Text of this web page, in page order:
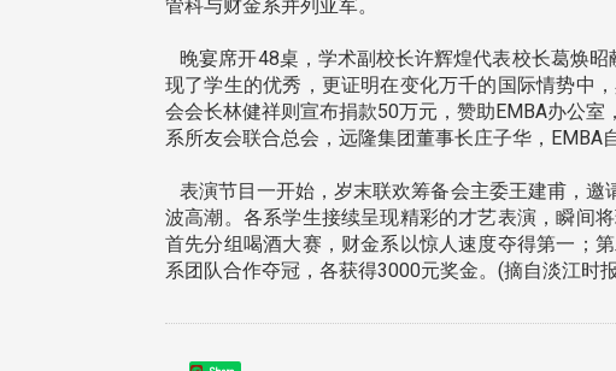
管科与财金系并列亚军。
晚宴席开48桌，学术副校长许辉煌代表校长葛焕
现了学生的优秀，更证明在变化万千的国际情势中
会会长林健祥则宣布捐款50万元，赞助EMBA办公
系所友会联合总会，远隆集团董事长庄子华，EMBA
表演节目一开始，岁末联欢筹备会主委王建甫，
波高潮。各系学生接续呈现精彩的才艺表演，瞬间
首先分组喝酒大赛，财金系以惊人速度夺得第一；
系团队合作夺冠，各获得3000元奖金。(摘自淡江时